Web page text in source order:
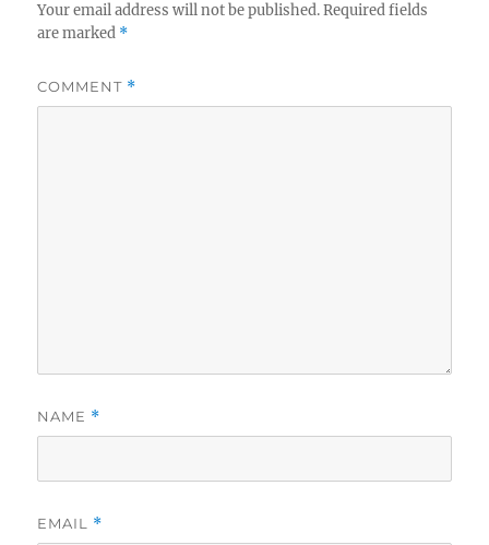
Your email address will not be published. Required fields
are marked *
COMMENT *
NAME *
EMAIL *